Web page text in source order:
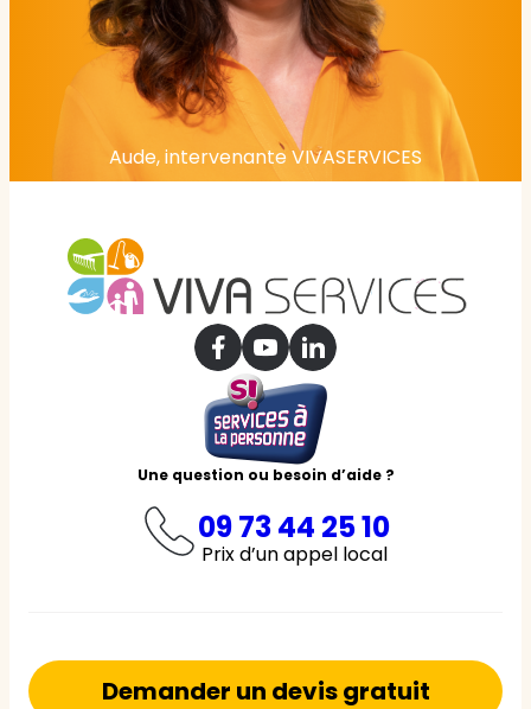
Aude, intervenante VIVASERVICES
Une question ou besoin d’aide ?
09 73 44 25 10
Prix d’un appel local
Demander un devis gratuit